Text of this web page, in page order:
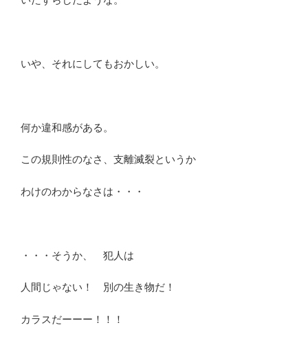
いや、それにしてもおかしい。
何か違和感がある。
この規則性のなさ、支離滅裂というか
わけのわからなさは・・・
・・・そうか、 犯人は
人間じゃない！ 別の生き物だ！
カラスだーーー！！！